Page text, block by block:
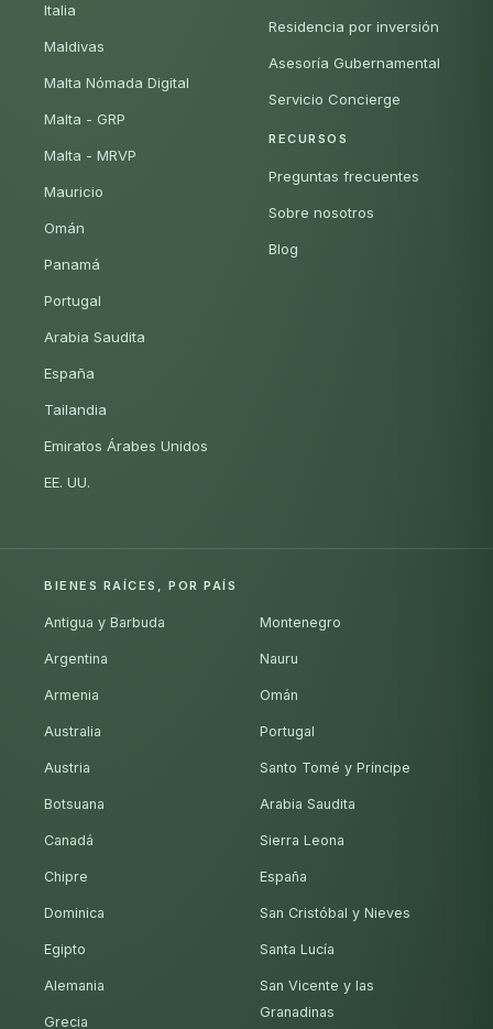
Italia
Maldivas
Malta Nómada Digital
Malta - GRP
Malta - MRVP
Mauricio
Omán
Panamá
Portugal
Arabia Saudita
España
Tailandia
Emiratos Árabes Unidos
EE. UU.
Residencia por inversión
Asesoría Gubernamental
Servicio Concierge
RECURSOS
Preguntas frecuentes
Sobre nosotros
Blog
BIENES RAÍCES, POR PAÍS
Antigua y Barbuda
Argentina
Armenia
Australia
Austria
Botsuana
Canadá
Chipre
Dominica
Egipto
Alemania
Grecia
Montenegro
Nauru
Omán
Portugal
Santo Tomé y Príncipe
Arabia Saudita
Sierra Leona
España
San Cristóbal y Nieves
Santa Lucía
San Vicente y las
Granadinas